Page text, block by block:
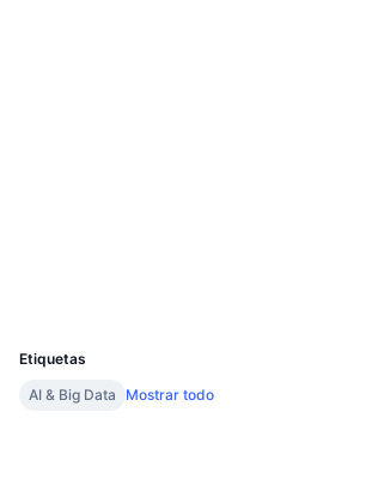
Etiquetas
AI & Big Data
Mostrar todo